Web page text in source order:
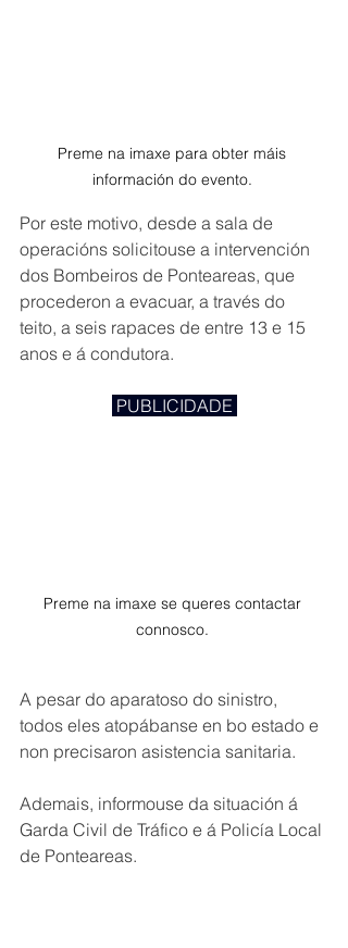
Preme na imaxe para obter máis
información do evento.
Por este motivo, desde a sala de
operacións solicitouse a intervención
dos Bombeiros de Ponteareas, que
procederon a evacuar, a través do
teito, a seis rapaces de entre 13 e 15
anos e á condutora.
PUBLICIDADE
Preme na imaxe se queres contactar
connosco.
A pesar do aparatoso do sinistro,
todos eles atopábanse en bo estado e
non precisaron asistencia sanitaria.
Ademais, informouse da situación á
Garda Civil de Tráfico e á Policía Local
de Ponteareas.